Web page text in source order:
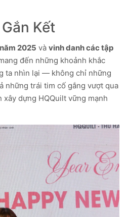
Kết
2025 và vinh danh các tập
đến những khoảnh khắc
ta nhìn lại — không chỉ những
những trái tim cố gắng vượt qua
dựng HQQuilt vững mạnh